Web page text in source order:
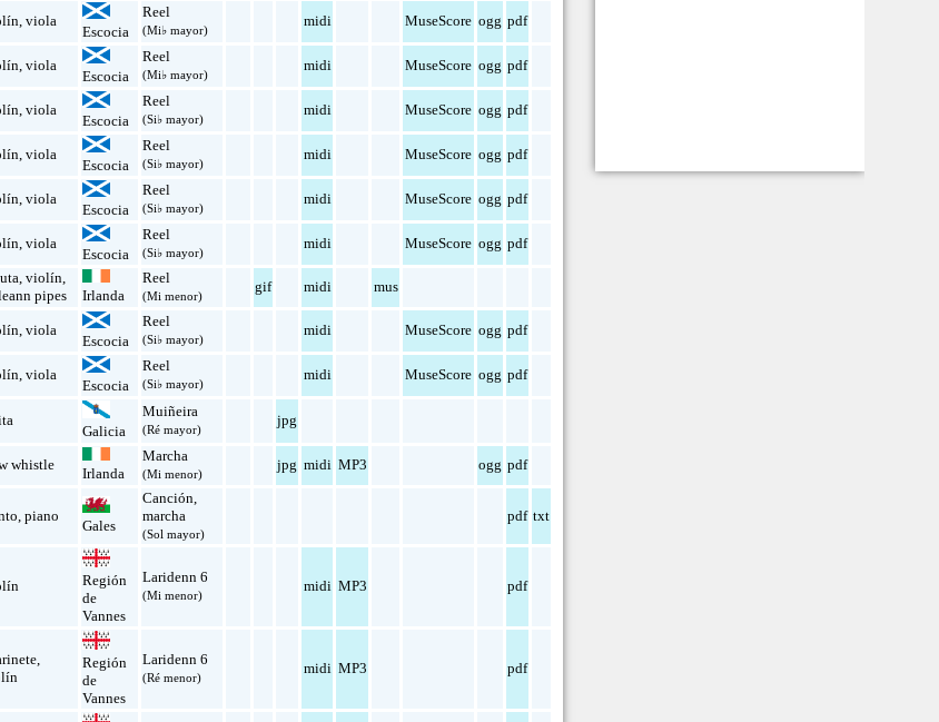
,viola
Escocia
Reel
(Mi♭ mayor)
midi MuseScore ogg pdf
,viola
Escocia
Reel
(Mi♭ mayor)
midi MuseScore ogg pdf
,viola
Escocia
Reel
(Si♭ mayor)
midi MuseScore ogg pdf
,viola
Escocia
Reel
(Si♭ mayor)
midi MuseScore ogg pdf
,viola
Escocia
Reel
(Si♭ mayor)
midi MuseScore ogg pdf
,viola
Escocia
Reel
(Si♭ mayor)
midi MuseScore ogg pdf
,violín
pipes
Irlanda
Reel
(Mi menor)
gif midi mus
,viola
Escocia
Reel
(Si♭ mayor)
midi MuseScore ogg pdf
,viola
Escocia
Reel
(Si♭ mayor)
midi MuseScore ogg pdf
Galicia
Muiñeira
(Ré mayor)
jpg
whistle
Irlanda
Marcha
(Mi menor)
jpg midi MP3 ogg pdf
,piano
Gales
Canción
marcha
(Sol mayor)
pdf txt
Región
de
Vannes
Laridenn 6
(Mi menor)
midi MP3 pdf
Región
de
Vannes
Laridenn 6
(Ré menor)
midi MP3 pdf